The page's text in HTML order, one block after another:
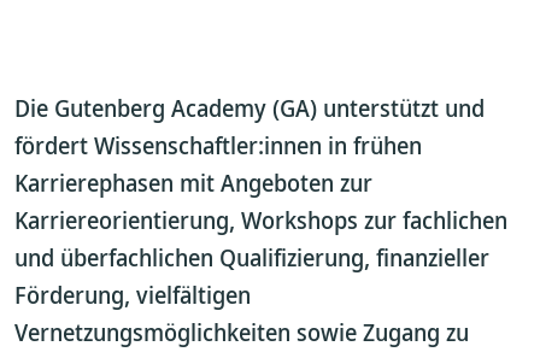
Die Gutenberg Academy (GA) unterstützt und
fördert Wissenschaftler:innen in frühen
Karrierephasen mit Angeboten zur
Karriereorientierung, Workshops zur fachlichen
und überfachlichen Qualifizierung, finanzieller
Förderung, vielfältigen
Vernetzungsmöglichkeiten sowie Zugang zu